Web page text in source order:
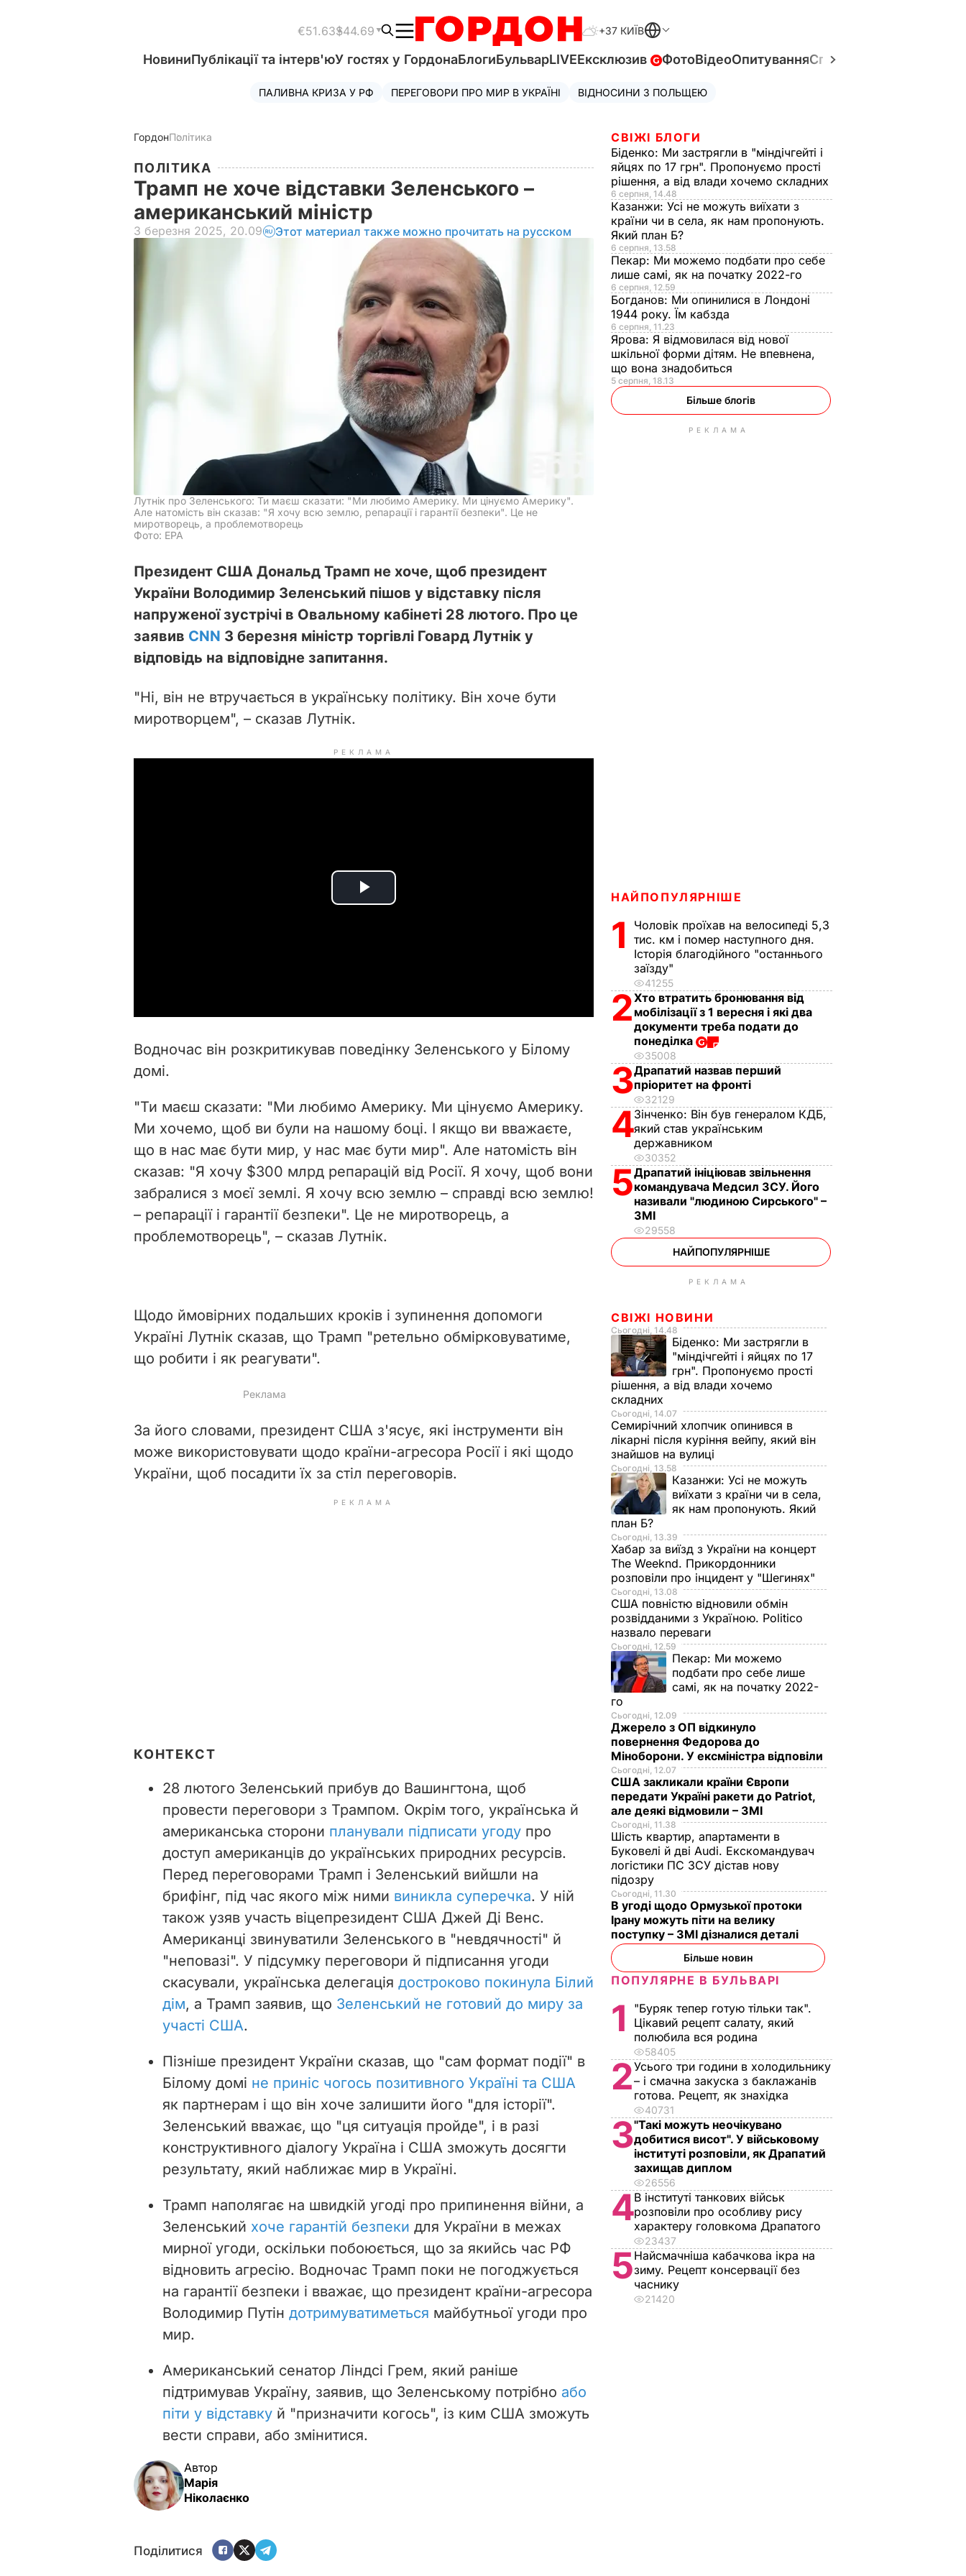
€51.63$44.69 +37 КИЇВ
НовиниПублікації та інтерв'юУ гостях у ГордонаБлогиБульварLIVEЕксклюзив ФотоВідеоОпитуванняСпецпроєкти
ПАЛИВНА КРИЗА У РФ ПЕРЕГОВОРИ ПРО МИР В УКРАЇНІ ВІДНОСИНИ З ПОЛЬЩЕЮ
ГордонПолітика
ПОЛІТИКА
Трамп не хоче відставки Зеленського –
американський міністр
3 березня 2025, 20.09 Этот материал также можно прочитать на русском
Лутнік про Зеленського: Ти маєш сказати: "Ми любимо Америку. Ми цінуємо Америку".
Але натомість він сказав: "Я хочу всю землю, репарації і гарантії безпеки". Це не
миротворець, а проблемотворець
Фото: EPA
Президент США Дональд Трамп не хоче, щоб президент
України Володимир Зеленський пішов у відставку після
напруженої зустрічі в Овальному кабінеті 28 лютого. Про це
заявив CNN 3 березня міністр торгівлі Говард Лутнік у
відповідь на відповідне запитання.
"Ні, він не втручається в українську політику. Він хоче бути
миротворцем", – сказав Лутнік.
РЕКЛАМА
P
d
e
o
Водночас він розкритикував поведінку Зеленського у Білому
домі.
"Ти маєш сказати: "Ми любимо Америку. Ми цінуємо Америку.
Ми хочемо, щоб ви були на нашому боці. І якщо ви вважаєте,
що в нас має бути мир, у нас має бути мир". Але натомість він
сказав: "Я хочу $300 млрд репарацій від Росії. Я хочу, щоб вони
забралися з моєї землі. Я хочу всю землю – справді всю землю!
– репарації і гарантії безпеки". Це не миротворець, а
проблемотворець", – сказав Лутнік.
Щодо ймовірних подальших кроків і зупинення допомоги
Україні Лутнік сказав, що Трамп "ретельно обмірковуватиме,
що робити і як реагувати".
За його словами, президент США з'ясує, які інструменти він
може використовувати щодо країни-агресора Росії і які щодо
України, щоб посадити їх за стіл переговорів.
РЕКЛАМА
КОНТЕКСТ
28 лютого Зеленський прибув до Вашингтона, щоб
провести переговори з Трампом. Окрім того, українська й
американська сторони планували підписати угоду про
доступ американців до українських природних ресурсів.
Перед переговорами Трамп і Зеленський вийшли на
брифінг, під час якого між ними виникла суперечка. У ній
також узяв участь віцепрезидент США Джей Ді Венс.
Американці звинуватили Зеленського в "невдячності" й
"неповазі". У підсумку переговори й підписання угоди
скасували, українська делегація достроково покинула Білий
дім, а Трамп заявив, що Зеленський не готовий до миру за
участі США.
Пізніше президент України сказав, що "сам формат події" в
Білому домі не приніс чогось позитивного Україні та США
як партнерам і що він хоче залишити його "для історії".
Зеленський вважає, що "ця ситуація пройде", і в разі
конструктивного діалогу Україна і США зможуть досягти
результату, який наближає мир в Україні.
Трамп наполягає на швидкій угоді про припинення війни, а
Зеленський хоче гарантій безпеки для України в межах
мирної угоди, оскільки побоюється, що за якийсь час РФ
відновить агресію. Водночас Трамп поки не погоджується
на гарантії безпеки і вважає, що президент країни-агресора
Володимир Путін дотримуватиметься майбутньої угоди про
мир.
Американський сенатор Ліндсі Грем, який раніше
підтримував Україну, заявив, що Зеленському потрібно або
піти у відставку й "призначити когось", із ким США зможуть
вести справи, або змінитися.
Автор
Марія
Ніколаєнко
Поділитися
СВІЖІ БЛОГИ
Біденко: Ми застрягли в "міндічгейті і
яйцях по 17 грн". Пропонуємо прості
рішення, а від влади хочемо складних
6 серпня, 14.48
Казанжи: Усі не можуть виїхати з
країни чи в села, як нам пропонують.
Який план Б?
6 серпня, 13.58
Пекар: Ми можемо подбати про себе
лише самі, як на початку 2022-го
6 серпня, 12.59
Богданов: Ми опинилися в Лондоні
1944 року. Їм кабзда
6 серпня, 11.23
Ярова: Я відмовилася від нової
шкільної форми дітям. Не впевнена,
що вона знадобиться
5 серпня, 18.13
Більше блогів
РЕКЛАМА
НАЙПОПУЛЯРНІШЕ
1
Чоловік проїхав на велосипеді 5,3
тис. км і помер наступного дня.
Історія благодійного "останнього
заїзду"
41255
2Хто втратить бронювання від
мобілізації з 1 вересня і які два
документи треба подати до
понеділка
35008
3Драпатий назвав перший
пріоритет на фронті
32129
4Зінченко: Він був генералом КДБ,
який став українським
державником
30352
5Драпатий ініціював звільнення
командувача Медсил ЗСУ. Його
називали "людиною Сирського" –
ЗМІ
29558
НАЙПОПУЛЯРНІШЕ
РЕКЛАМА
СВІЖІ НОВИНИ
Сьогодні, 14.48
Біденко: Ми застрягли в
"міндічгейті і яйцях по 17
грн". Пропонуємо прості
рішення, а від влади хочемо
складних
Сьогодні, 14.07
Семирічний хлопчик опинився в
лікарні після куріння вейпу, який він
знайшов на вулиці
Сьогодні, 13.58
Казанжи: Усі не можуть
виїхати з країни чи в села,
як нам пропонують. Який
план Б?
Сьогодні, 13.39
Хабар за виїзд з України на концерт
The Weeknd. Прикордонники
розповіли про інцидент у "Шегинях"
Сьогодні, 13.08
США повністю відновили обмін
розвідданими з Україною. Politico
назвало переваги
Сьогодні, 12.59
Пекар: Ми можемо
подбати про себе лише
самі, як на початку 2022-
го
Сьогодні, 12.09
Джерело з ОП відкинуло
повернення Федорова до
Міноборони. У ексміністра відповіли
Сьогодні, 12.07
США закликали країни Європи
передати Україні ракети до Patriot,
але деякі відмовили – ЗМІ
Сьогодні, 11.38
Шість квартир, апартаменти в
Буковелі й дві Audi. Екскомандувач
логістики ПС ЗСУ дістав нову
підозру
Сьогодні, 11.30
В угоді щодо Ормузької протоки
Ірану можуть піти на велику
поступку – ЗМІ дізналися деталі
Більше новин
ПОПУЛЯРНЕ В БУЛЬВАРІ
1
"Буряк тепер готую тільки так".
Цікавий рецепт салату, який
полюбила вся родина
58405
2Усього три години в холодильнику
– і смачна закуска з баклажанів
готова. Рецепт, як знахідка
40731
3"Такі можуть неочікувано
добитися висот". У військовому
інституті розповіли, як Драпатий
захищав диплом
26556
4В інституті танкових військ
розповіли про особливу рису
характеру головкома Драпатого
23437
5Найсмачніша кабачкова ікра на
зиму. Рецепт консервації без
часнику
21420